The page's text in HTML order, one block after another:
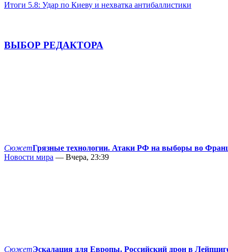
Итоги 5.8: Удар по Киеву и нехватка антибаллистики
ВЫБОР РЕДАКТОРА
СюжетГрязные технологии. Атаки РФ на выборы во
Новости мира — Вчера, 23:39
СюжетЭскалация для Европы. Российский дрон в